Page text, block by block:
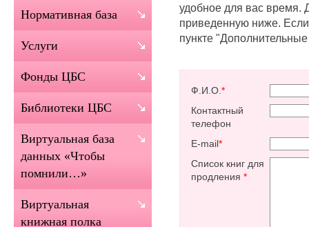
удобное для вас время.
приведенную ниже.
пункте
Ф.И.О. *
Контактный
телефон
E-mail*
Список книг для
продления *
Нормативная база
Услуги
Фонды ЦБС
Библиотеки ЦБС
Виртуальная база
данных «Чтобы
помнили…»
Виртуальная
книжная полка